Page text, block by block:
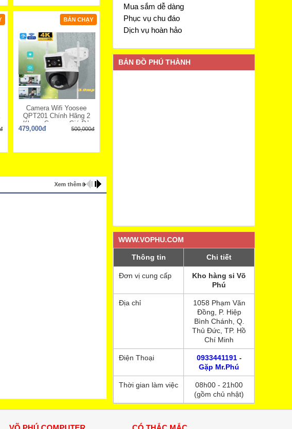
BÁN CHẠY
Camera Wifi Yoosee
QPT201 Chính Hãng 2
Khung Camera Giá Rẻ
479,000đ 500,000đ
Xem thêm
12 Nguyên Tắc Dạy Con Thành Tài -
KHÔNG GÌ LÀ KHÔNG THỂ - CỐ GẮNG
Đặt mình vào vị trí người khác để sống trọn
Độ phân giải màn hình Vophu.com
5
Mua sắm dễ dàng
6
Phục vụ chu đáo
7
Dịch vụ hoàn hảo
BẢN ĐỒ PHÚ THÀNH
WWW.VOPHU.COM
Thông tin Chi tiết
Đơn vị cung cấp
Kho hàng si Võ
Phú
Địa chỉ
1058 Phạm Văn
Đồng, P. Hiệp
Bình Chánh, Q.
Thủ Đức, TP. Hồ
Chí Minh
Điện Thoại 0933441191-
Gặp Mr.Phú
Thời gian làm việc
08h00 - 21h00
(gồm chủ nhật)